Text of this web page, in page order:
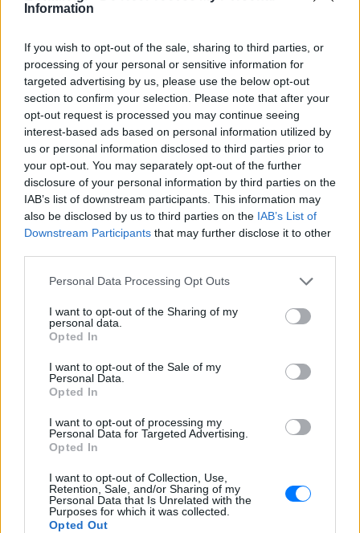
Information
If you wish to opt-out of the sale, sharing to third parties, or
processing of your personal or sensitive information for
targeted advertising by us, please use the below opt-out
section to confirm your selection. Please note that after your
opt-out request is processed you may continue seeing
interest-based ads based on personal information utilized by
us or personal information disclosed to third parties prior to
your opt-out. You may separately opt-out of the further
disclosure of your personal information by third parties on the
IAB’s list of downstream participants. This information may
also be disclosed by us to third parties on the IAB’s List of
Downstream Participants that may further disclose it to other
Personal Data Processing Opt Outs
I want to opt-out of the Sharing of my
personal data.
Opted In
I want to opt-out of the Sale of my
Personal Data.
Opted In
I want to opt-out of processing my
Personal Data for Targeted Advertising.
Opted In
I want to opt-out of Collection, Use,
Retention, Sale, and/or Sharing of my
Personal Data that Is Unrelated with the
Purposes for which it was collected.
Opted Out
ΔΙΑΦΗΜΙΣΗ
Ακολουθήστε το E-Radio.gr στο
Google News
και μάθετε πρώτοι
Εσύ μπήκες στο E-Daily.gr; Τα νέα της ημέρας
και ότι σου κάνει κλικ!
Ακολουθήστε το E-Radio.gr και στο Instagram
ΔΙΑΦΗΜΙΣΗ